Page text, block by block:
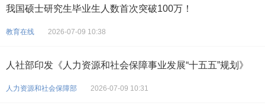
我国硕士研究生毕业生人数首次突破100万！
教育在线 2026-07-09 10:38
人社部印发《人力资源和社会保障事业发展“十五五”规划》
人力资源和社会保障部 2026-07-09 10:31